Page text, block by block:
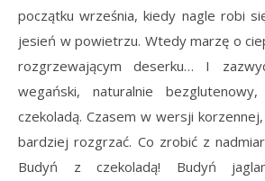
początku września, kiedy nagle robi
jesień w powietrzu. Wtedy marzę o
rozgrzewającym deserku… I
wegański, naturalnie
czekoladą. Czasem w wersji
bardziej rozgrzać. Co zrobić z
Budyń z czekoladą! Budyń